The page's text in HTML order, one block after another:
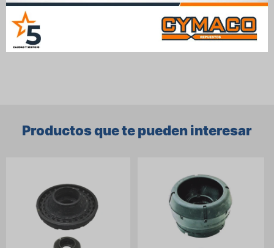
Ver mas productos de la marca Sin Marca
Productos que te pueden interesar